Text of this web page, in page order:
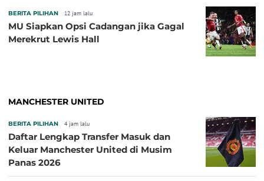
BERITA PILIHAN 12 jam lalu
MU Siapkan Opsi Cadangan jika Gagal
Merekrut Lewis Hall
MANCHESTER UNITED
BERITA PILIHAN 4 jam lalu
Daftar Lengkap Transfer Masuk dan
Keluar Manchester United di Musim
Panas 2026